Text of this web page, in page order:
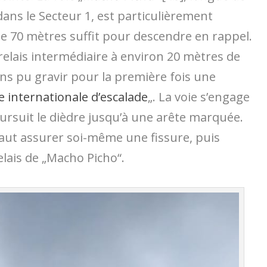
le Secteur 1, est particulièrement
70 mètres suffit pour descendre en rappel.
intermédiaire à environ 20 mètres de
pu gravir pour la première fois une
internationale d’escalade„. La voie s’engage
le dièdre jusqu’à une arête marquée.
assurer soi-même une fissure, puis
de „Macho Picho“.